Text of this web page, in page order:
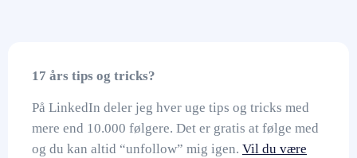
17 års tips og tricks?
På LinkedIn deler jeg hver uge tips og tricks med
mere end 10.000 følgere. Det er gratis at følge med
og du kan altid “unfollow” mig igen. Vil du være